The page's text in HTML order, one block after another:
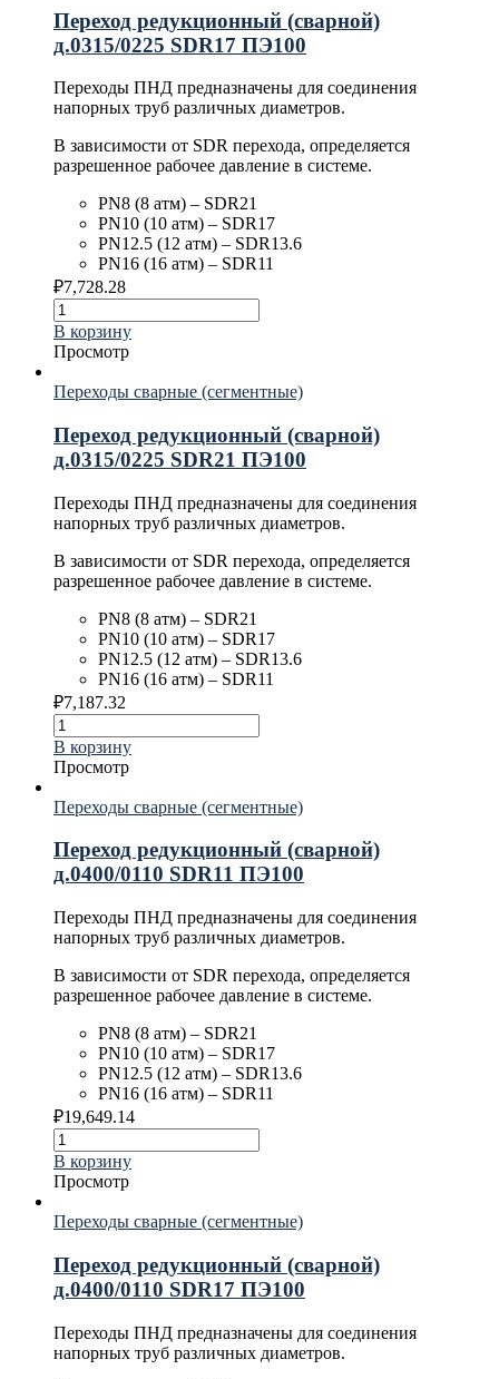
Переход редукционный (сварной)
д.0315/0225 SDR17 ПЭ100
Переходы ПНД предназначены для соединения
напорных труб различных диаметров.
В зависимости от SDR перехода, определяется
разрешенное рабочее давление в системе.
PN8 (8 атм) – SDR21
PN10 (10 атм) – SDR17
PN12.5 (12 атм) – SDR13.6
PN16 (16 атм) – SDR11
₽7,728.28
В корзину
Просмотр
Переходы сварные (сегментные)
Переход редукционный (сварной)
д.0315/0225 SDR21 ПЭ100
Переходы ПНД предназначены для соединения
напорных труб различных диаметров.
В зависимости от SDR перехода, определяется
разрешенное рабочее давление в системе.
PN8 (8 атм) – SDR21
PN10 (10 атм) – SDR17
PN12.5 (12 атм) – SDR13.6
PN16 (16 атм) – SDR11
₽7,187.32
В корзину
Просмотр
Переходы сварные (сегментные)
Переход редукционный (сварной)
д.0400/0110 SDR11 ПЭ100
Переходы ПНД предназначены для соединения
напорных труб различных диаметров.
В зависимости от SDR перехода, определяется
разрешенное рабочее давление в системе.
PN8 (8 атм) – SDR21
PN10 (10 атм) – SDR17
PN12.5 (12 атм) – SDR13.6
PN16 (16 атм) – SDR11
₽19,649.14
В корзину
Просмотр
Переходы сварные (сегментные)
Переход редукционный (сварной)
д.0400/0110 SDR17 ПЭ100
Переходы ПНД предназначены для соединения
напорных труб различных диаметров.